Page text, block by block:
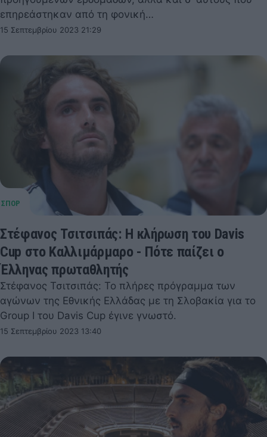
επηρεάστηκαν από τη φονική…
15 Σεπτεμβρίου 2023 21:29
Στέφανος Τσιτσιπάς: Η κλήρωση του Davis
Cup στο Καλλιμάρμαρο - Πότε παίζει ο
Έλληνας πρωταθλητής
Στέφανος Τσιτσιπάς: Το πλήρες πρόγραμμα των
αγώνων της Εθνικής Ελλάδας με τη Σλοβακία για το
Group I του Davis Cup έγινε γνωστό.
15 Σεπτεμβρίου 2023 13:40